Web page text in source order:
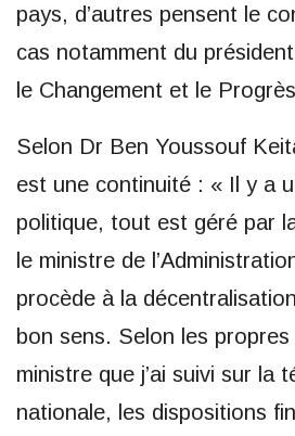
pays, d’autres pensent le
cas notamment du
le Changement et le
Selon Dr Ben Youssouf
est une continuité : « Il y a
politique, tout est géré par
le ministre de
procède à la
bon sens. Selon les
ministre que j’ai suivi sur la
nationale, les dispositions